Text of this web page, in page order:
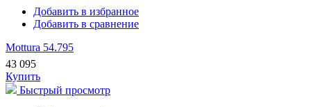
Добавить в избранное
Добавить в сравнение
Mottura 54.795
43 095
Купить
Быстрый просмотр